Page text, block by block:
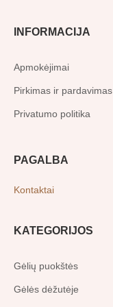
INFORMACIJA
Apmokėjimai
Pirkimas ir pardavimas
Privatumo politika
PAGALBA
Kontaktai
KATEGORIJOS
Gėlių puokštės
Gėlės dėžutėje